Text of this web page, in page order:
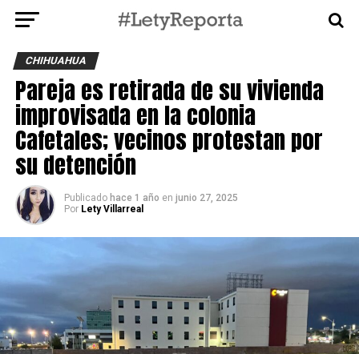
CHIHUAHUA
Pareja es retirada de su vivienda
improvisada en la colonia
Cafetales; vecinos protestan por
su detención
Publicado hace 1 año en junio 27, 2025
Por Lety Villarreal